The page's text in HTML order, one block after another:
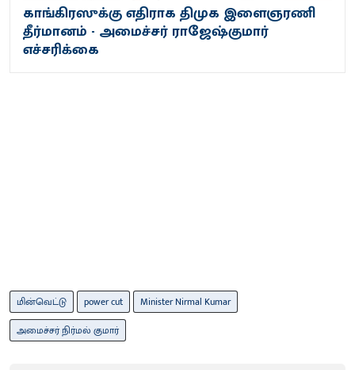
காங்கிரஸுக்கு எதிராக திமுக இளைஞரணி
தீர்மானம் - அமைச்சர் ராஜேஷ்குமார்
எச்சரிக்கை
மின்வெட்டு power cut
Minister Nirmal Kumar
அமைச்சர் நிர்மல் குமார்